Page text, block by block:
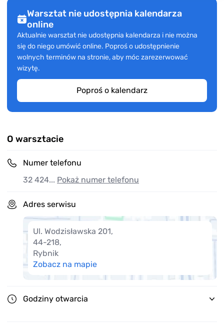
Warsztat nie udostępnia kalendarza
online
Aktualnie warsztat nie udostępnia kalendarza i nie można
się do niego umówić online. Poproś o udostępnienie
wolnych terminów na stronie, aby móc zarezerwować
wizytę.
Poproś o kalendarz
O warsztacie
Numer telefonu
32 424... Pokaż numer telefonu
Adres serwisu
Ul. Wodzisławska 201,
44-218,
Rybnik
Zobacz na mapie
Godziny otwarcia